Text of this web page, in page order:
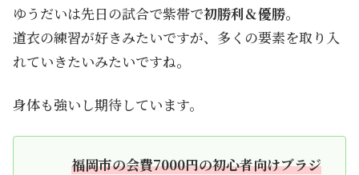
ゆうだいは先日の試合で紫帯で初勝利＆優勝。
道衣の練習が好きみたいですが、多くの要素を取り入
れていきたいみたいですね。
身体も強いし期待しています。
福岡市の会費7000円の初心者向けブラジ